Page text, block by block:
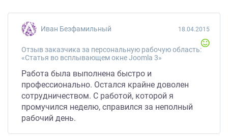
Иван Безфамильный
Отзыв заказчика за персональную рабочую область:
«Статья во всплывающем окне Joomla 3»
18.04.2015
Работа была выполнена быстро и
профессионально. Остался крайне доволен
сотрудничеством. С работой, которой я
промучился неделю, справился за неполный
рабочий день.